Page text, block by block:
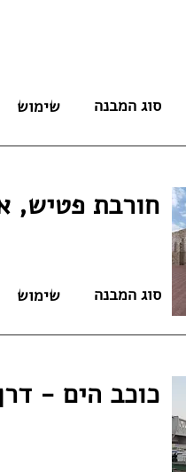
שימוש סוג המבנה
חורבת פטיש,
שימוש סוג המבנה
כוכב הים - דרך